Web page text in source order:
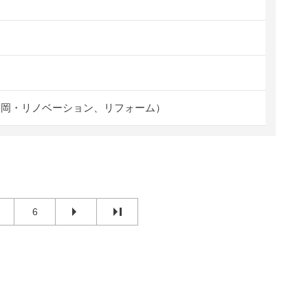
・リノベーション、リフォーム）
6